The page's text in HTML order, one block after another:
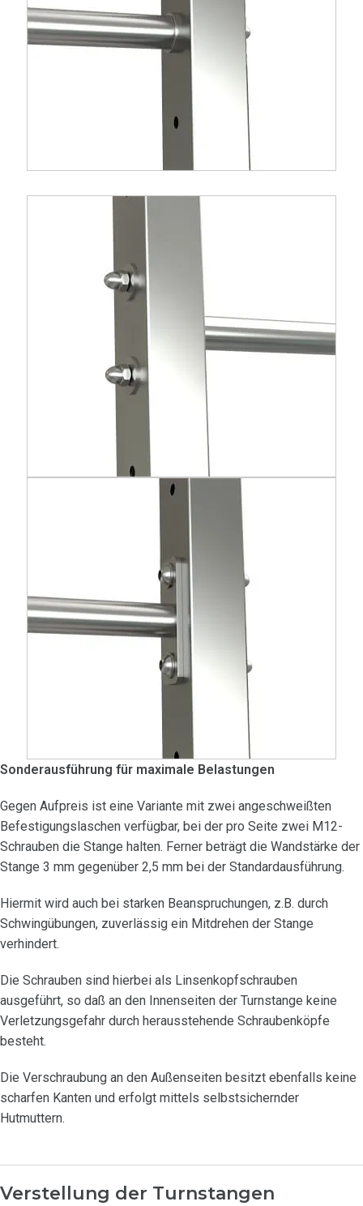
Sonderausführung für maximale Belastungen
Gegen Aufpreis ist eine Variante mit zwei angeschweißten
Befestigungslaschen verfügbar, bei der pro Seite zwei M12-
Schrauben die Stange halten. Ferner beträgt die Wandstärke der
Stange 3 mm gegenüber 2,5 mm bei der Standardausführung.
Hiermit wird auch bei starken Beanspruchungen, z.B. durch
Schwingübungen, zuverlässig ein Mitdrehen der Stange
verhindert.
Die Schrauben sind hierbei als Linsenkopfschrauben
ausgeführt, so daß an den Innenseiten der Turnstange keine
Verletzungsgefahr durch herausstehende Schraubenköpfe
besteht.
Die Verschraubung an den Außenseiten besitzt ebenfalls keine
scharfen Kanten und erfolgt mittels selbstsichernder
Hutmuttern.
Verstellung der Turnstangen